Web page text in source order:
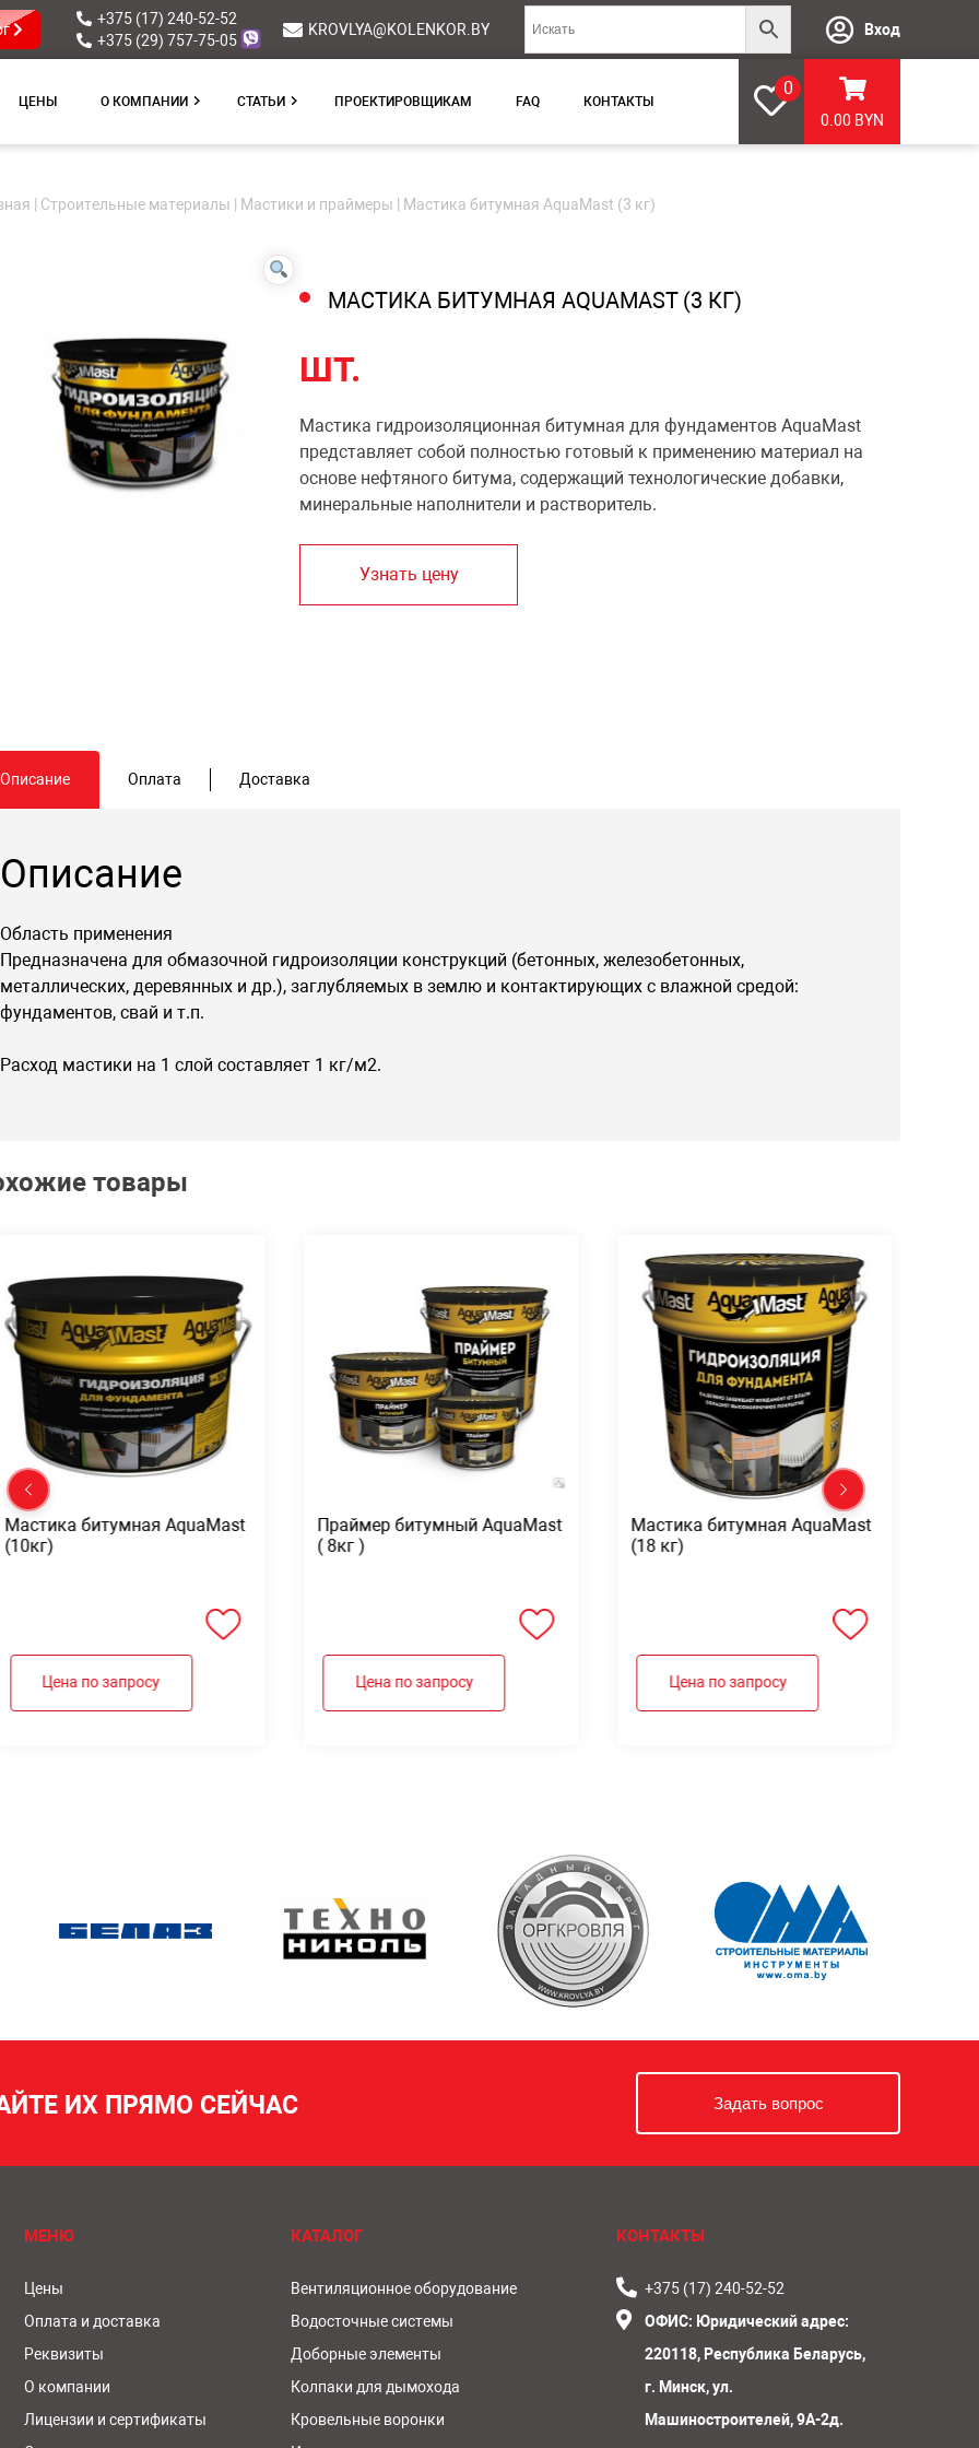
+375 (17) 240-52-52
+375 (29) 757-75-05
KROVLYA@KOLENKOR.BY Вход
ЦЕНЫ О КОМПАНИИ СТАТЬИ ПРОЕКТИРОВЩИКАМ FAQ КОНТАКТЫ
0
0.00 BYN
Строительные материалы Мастики и праймеры | Мастика битумная AquaMast (3 кг)
МАСТИКА БИТУМНАЯ AQUAMAST (3 КГ)
ШТ.
Мастика гидроизоляционная битумная для фундаментов AquaMast
представляет собой полностью готовый к применению материал на
основе нефтяного битума, содержащий технологические добавки,
минеральные наполнители и растворитель.
Узнать цену
Описание Оплата Доставка
Описание
Область применения
Предназначена для обмазочной гидроизоляции конструкций (бетонных, железобетонных,
металлических, деревянных и др.), заглубляемых в землю и контактирующих с влажной средой:
фундаментов, свай и т.п.
Расход мастики на 1 слой составляет 1 кг/м2.
товары
Мастика битумная AquaMast
(10кг)
Цена по запросу
Праймер битумный AquaMast
( 8кг )
Цена по запросу
Мастика битумная AquaMast
(18 кг)
Цена по запросу
ИХ ПРЯМО СЕЙЧАС Задать вопрос
МЕНЮ
Цены
Оплата и доставка
Реквизиты
О компании
Лицензии и сертификаты
КАТАЛОГ
Вентиляционное оборудование
Водосточные системы
Доборные элементы
Колпаки для дымохода
Кровельные воронки
КОНТАКТЫ
+375 (17) 240-52-52
ОФИС: Юридический адрес:
220118, Республика Беларусь,
г. Минск, ул.
Машиностроителей, 9А-2д.